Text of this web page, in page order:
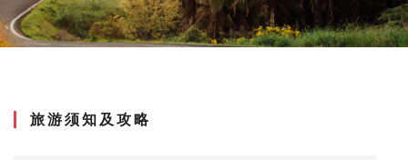
旅游须知及攻略